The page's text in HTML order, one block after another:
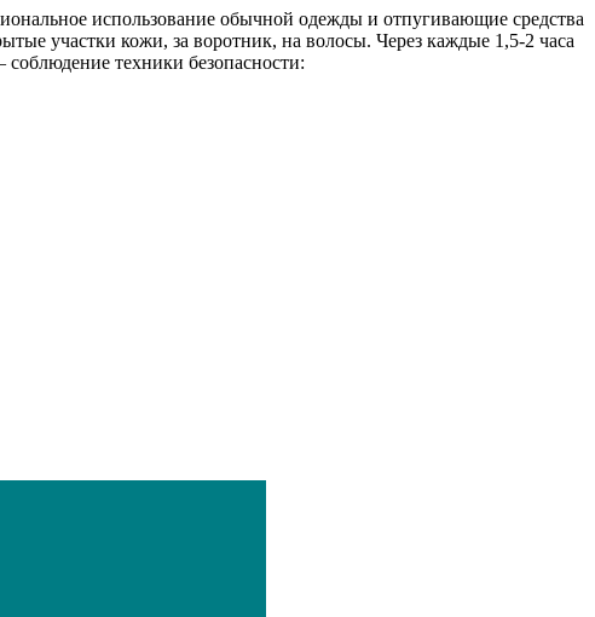
использование обычной одежды и отпугивающие средства
участки кожи, за воротник, на волосы. Через каждые 1,5-2 часа
техники безопасности: